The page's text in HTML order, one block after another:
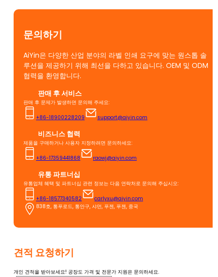
문의하기
AiYin은 다양한 산업 분야의 라벨 인쇄 요구에 맞는 원스톱 솔
루션을 제공하기 위해 최선을 다하고 있습니다. OEM 및 ODM
협력을 환영합니다.
판매 후 서비스
판매 후 문제가 발생하면 문의해 주세요:
+86-18900228209 support@aiyin.com
비즈니스 협력
제품을 구매하거나 사용자 지정하려면 문의하세요:
+86-17359441868 raowj@aiyin.com
유통 파트너십
유통업체 혜택 및 파트너십 관련 정보는 다음 연락처로 문의해 주십시오:
+86-18577340582
carlyxu@aiyin.com
838호, 통푸로드, 통안구, 샤먼, 푸젠, 푸젠, 중국
견적 요청하기
개인 견적을 받아보세요! 공장도 가격 및 전문가 지원은 문의하세요.